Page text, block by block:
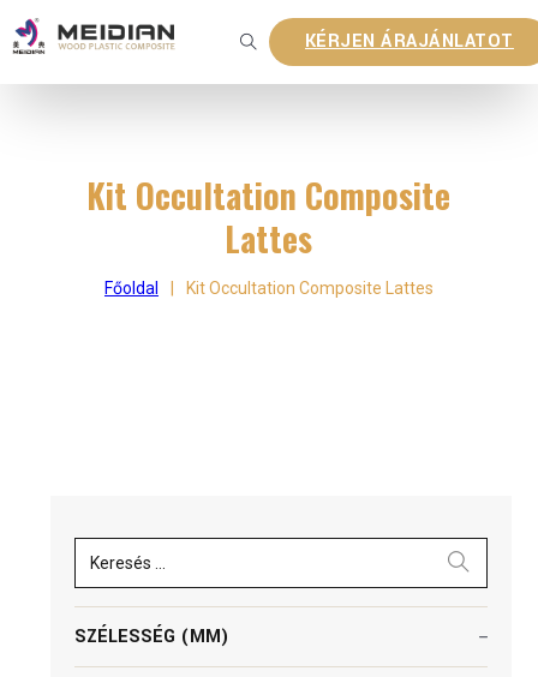
KÉRJEN ÁRAJÁNLATOT
Kit Occultation Composite
Lattes
Főoldal Kit Occultation Composite Lattes
SZÉLESSÉG (MM)